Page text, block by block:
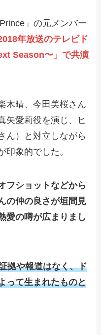
」の元メンバー
年放送のテレビド
Season〜」で共演
木晴、今田美桜さん
矢愛莉役を演じ、ヒ
ん）と対立しながら
印象的でした。
フショットなどから
の仲の良さが垣間見
愛の噂が広まりまし
拠や報道はなく、ド
って生まれたものと